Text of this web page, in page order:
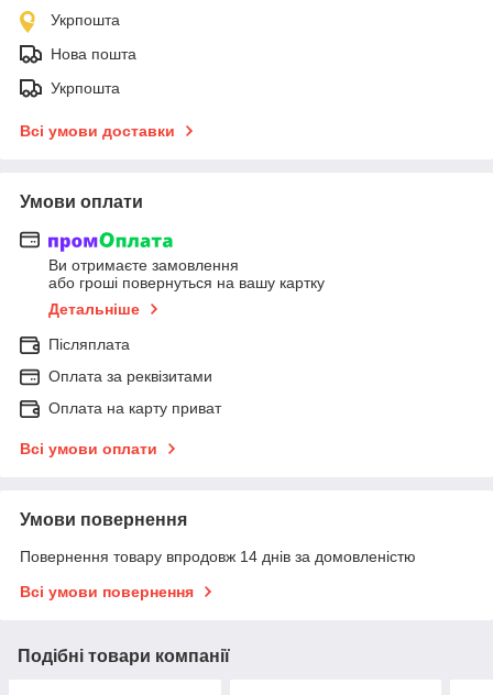
Укрпошта
Нова пошта
Укрпошта
Всі умови доставки
Умови оплати
Ви отримаєте замовлення
або гроші повернуться на вашу картку
Детальніше
Післяплата
Оплата за реквізитами
Оплата на карту приват
Всі умови оплати
Умови повернення
Повернення товару впродовж 14 днів за домовленістю
Всі умови повернення
Подібні товари компанії